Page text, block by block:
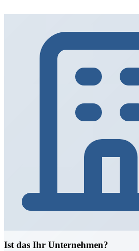
Ist das Ihr Unternehmen?